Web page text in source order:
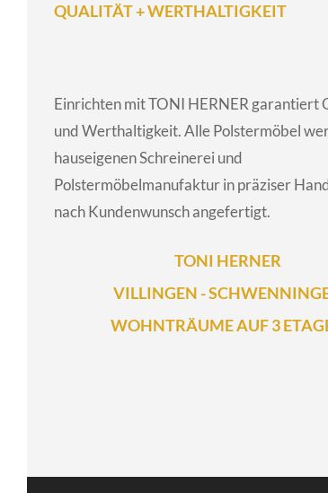
QUALITÄT + WERTHALTIGKEIT
Einrichten mit TONI HERNER garantiert
und Werthaltigkeit. Alle Polstermöbel
hauseigenen Schreinerei und
Polstermöbelmanufaktur in präziser
nach Kundenwunsch angefertigt.
TONI HERNER
VILLINGEN -
WOHNTRÄUME AUF 3